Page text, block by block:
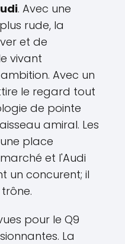
. Avec une
rude, la
et de
vivant
Avec un
le regard tout
de pointe
amiral. Les
place
et l'Audi
un concurent; il
pour le Q9
La